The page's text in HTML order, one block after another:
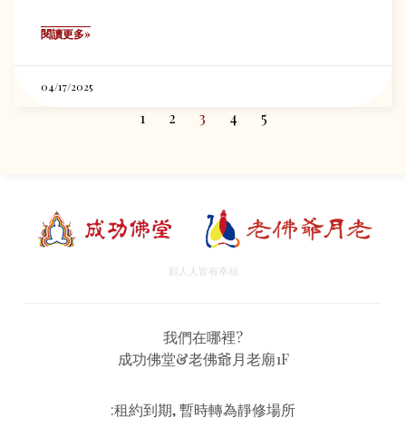
閱讀更多»
04/17/2025
1 2 3 4 5
願人人皆有幸福
我們在哪裡?
成功佛堂&老佛爺月老廟1F
:租約到期, 暫時轉為靜修場所